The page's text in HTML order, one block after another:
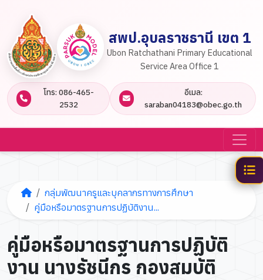
สพป.อุบลราชธานี เขต 1
Ubon Ratchathani Primary Educational
Service Area Office 1
โทร: 086-465-
2532
อีเมล:
saraban04183@obec.go.th
กลุ่มพัฒนาครูและบุคลากรทางการศึกษา
คู่มือหรือมาตรฐานการปฏิบัติงาน...
คู่มือหรือมาตรฐานการปฏิบัติ
งาน นางรัชนีกร กองสมบัติ